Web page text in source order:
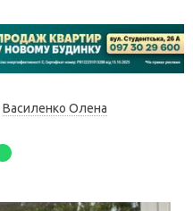
Василенко Олена